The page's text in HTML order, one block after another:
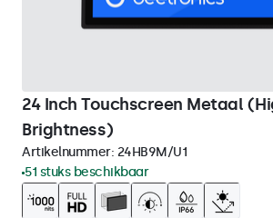
24 Inch Touchscreen Metaal
Brightness)
Artikelnummer: 24HB9M/U1
51 stuks beschikbaar